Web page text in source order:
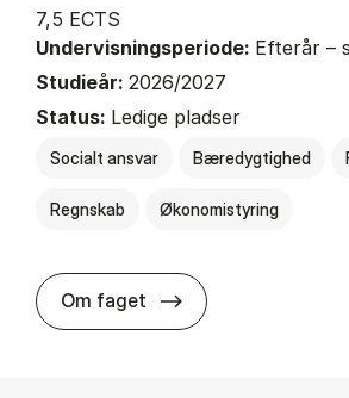
7,5 ECTS
Undervisningsperiode: Efterår –
Studieår: 2026/2027
Status: Ledige pladser
Socialt ansvar Bæredygtighed
Regnskab Økonomistyring
Om faget about